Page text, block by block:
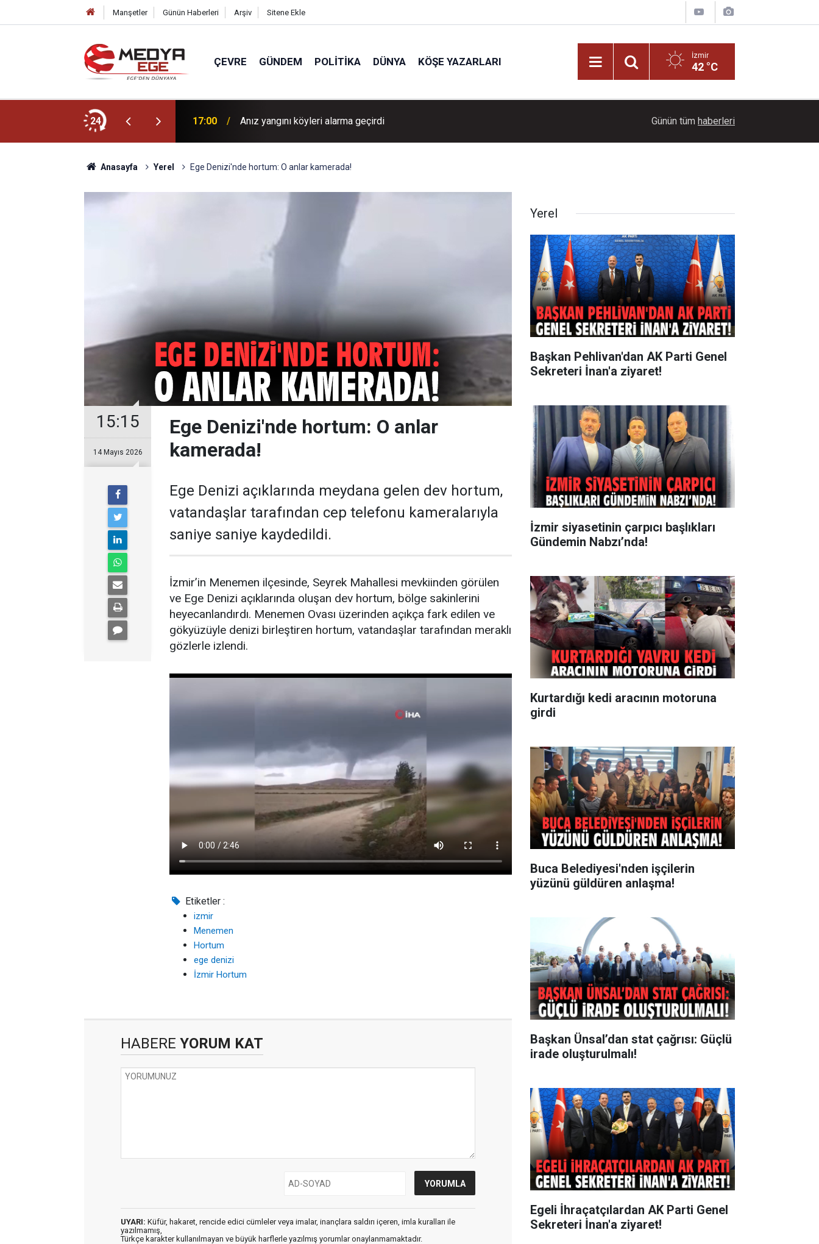
Manşetler Günün Haberleri Arşiv Sitene Ekle
ÇEVRE GÜNDEM POLITIKA DÜNYA KÖŞE YAZARLARI İzmir
42 °C
24 17:00 Anız yangını köyleri alarma geçirdi Günün tüm haberleri
Anasayfa Yerel Ege Denizi'nde hortum: O anlar kamerada!
15:15
14 Mayıs 2026
Ege Denizi'nde hortum: O anlar
kamerada!
Ege Denizi açıklarında meydana gelen dev hortum,
vatandaşlar tarafından cep telefonu kameralarıyla
saniye saniye kaydedildi.
İzmir’in Menemen ilçesinde, Seyrek Mahallesi mevkiinden görülen
ve Ege Denizi açıklarında oluşan dev hortum, bölge sakinlerini
heyecanlandırdı. Menemen Ovası üzerinden açıkça fark edilen ve
gökyüzüyle denizi birleştiren hortum, vatandaşlar tarafından meraklı
gözlerle izlendi.
Etiketler :
izmir
Menemen
Hortum
ege denizi
İzmir Hortum
HABERE YORUM KAT
UYARI: Küfür, hakaret, rencide edici cümleler veya imalar, inançlara saldırı içeren, imla kuralları ile
yazılmamış,
Türkçe karakter kullanılmayan ve büyük harflerle yazılmış yorumlar onaylanmamaktadır.
Yerel
Başkan Pehlivan'dan AK Parti Genel
Sekreteri İnan'a ziyaret!
İzmir siyasetinin çarpıcı başlıkları
Gündemin Nabzı’nda!
Kurtardığı kedi aracının motoruna
girdi
Buca Belediyesi'nden işçilerin
yüzünü güldüren anlaşma!
Başkan Ünsal’dan stat çağrısı: Güçlü
irade oluşturulmalı!
Egeli İhraçatçılardan AK Parti Genel
Sekreteri İnan'a ziyaret!